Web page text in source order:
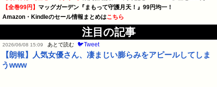
【全巻99円】 マッグガーデン『まもって守護月天！』99円均一！
Amazon・Kindleのセール情報まとめはこちら
注目の記事
2026/06/08 15:09 あとで読む 🐦Tweet
【朗報】人気女優さん、凄まじい膨らみをアピールしてしま
うwww